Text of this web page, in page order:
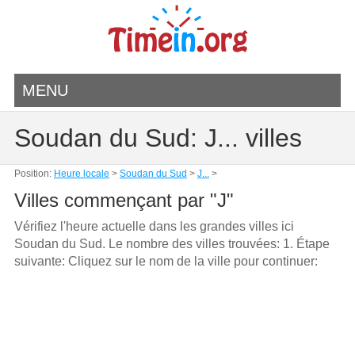
MENU
Soudan du Sud: J... villes
Position: Heure locale > Soudan du Sud > J...>
Villes commençant par "J"
Vérifiez l'heure actuelle dans les grandes villes ici
Soudan du Sud. Le nombre des villes trouvées: 1. Étape
suivante: Cliquez sur le nom de la ville pour continuer: